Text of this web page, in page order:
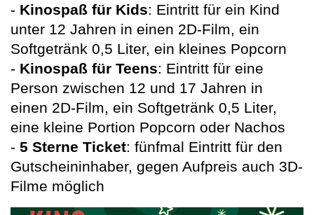
- Kinospaß für Kids: Eintritt für ein Kind
unter 12 Jahren in einen 2D-Film, ein
Softgetränk 0,5 Liter, ein kleines Popcorn
- Kinospaß für Teens: Eintritt für eine
Person zwischen 12 und 17 Jahren in
einen 2D-Film, ein Softgetränk 0,5 Liter,
eine kleine Portion Popcorn oder Nachos
- 5 Sterne Ticket: fünfmal Eintritt für den
Gutscheininhaber, gegen Aufpreis auch 3D-
Filme möglich